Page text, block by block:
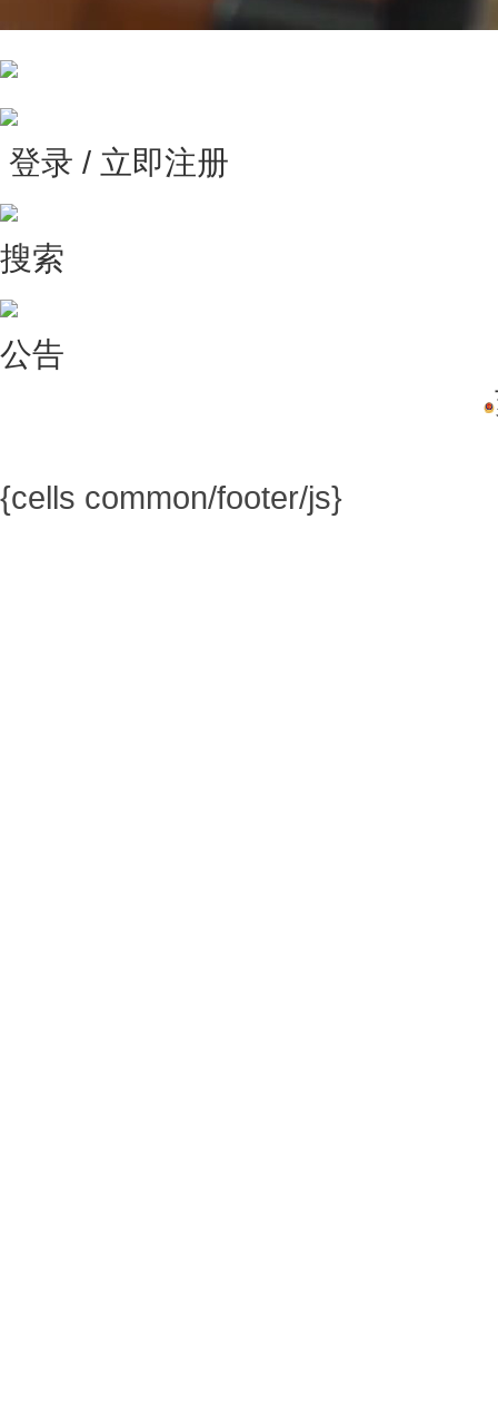
登录 / 立即注册
搜索
公告
{cells common/footer/js}